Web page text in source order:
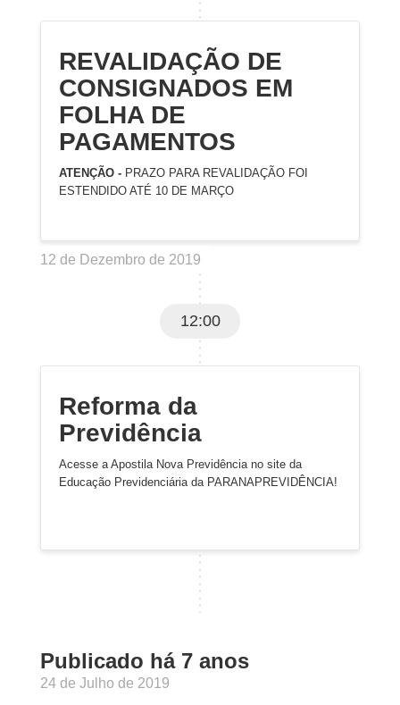
REVALIDAÇÃO DE
CONSIGNADOS EM
FOLHA DE
PAGAMENTOS
ATENÇÃO - PRAZO PARA REVALIDAÇÃO FOI
ESTENDIDO ATÉ 10 DE MARÇO
12 de Dezembro de 2019
12:00
Reforma da
Previdência
Acesse a Apostila Nova Previdência no site da
Educação Previdenciária da PARANAPREVIDÊNCIA!
Publicado há 7 anos
24 de Julho de 2019